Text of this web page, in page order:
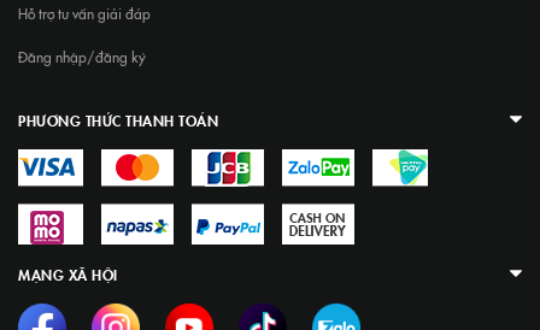
Hỗ trợ tư vấn giải đáp
Đăng nhập/đăng ký
PHƯƠNG THỨC THANH TOÁN
MẠNG XÃ HỘI